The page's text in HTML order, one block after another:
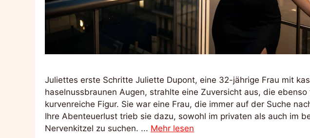
Juliettes erste Schritte Juliette Dupont, eine 32-jährige Frau mit
haselnussbraunen Augen, strahlte eine Zuversicht aus, die
kurvenreiche Figur. Sie war eine Frau, die immer auf der Suche
Ihre Abenteuerlust trieb sie dazu, sowohl im privaten als auch im
Nervenkitzel zu suchen. ... Mehr lesen